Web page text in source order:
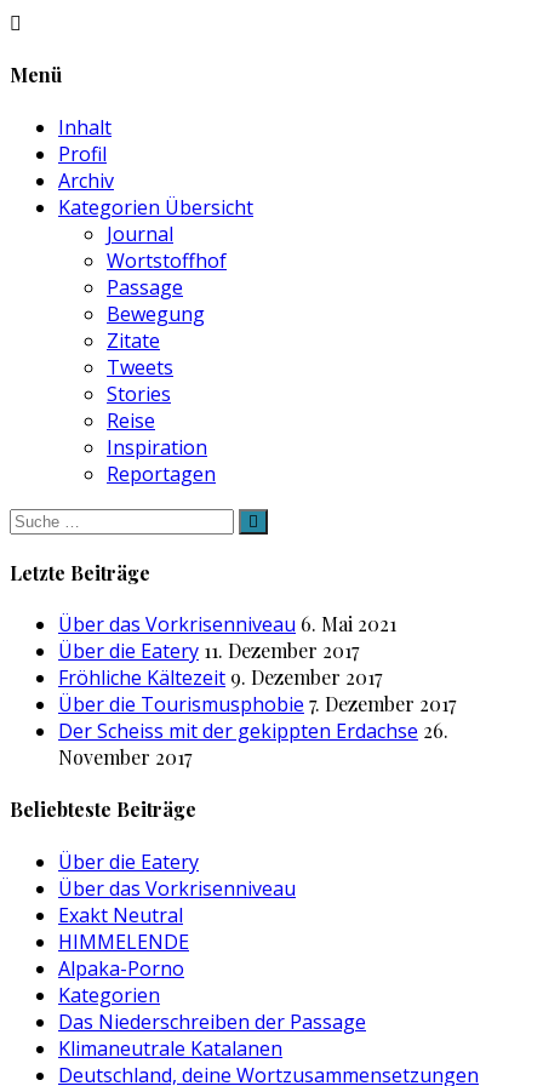
Menü
Inhalt
Profil
Archiv
Kategorien Übersicht
Journal
Wortstoffhof
Passage
Bewegung
Zitate
Tweets
Stories
Reise
Inspiration
Reportagen
Suche
nach:
Letzte Beiträge
Über das Vorkrisenniveau 6. Mai 2021
Über die Eatery 11. Dezember 2017
Fröhliche Kältezeit 9. Dezember 2017
Über die Tourismusphobie 7. Dezember 2017
Der Scheiss mit der gekippten Erdachse 26.
November 2017
Beliebteste Beiträge
Über die Eatery
Über das Vorkrisenniveau
Exakt Neutral
HIMMELENDE
Alpaka-Porno
Kategorien
Das Niederschreiben der Passage
Klimaneutrale Katalanen
Deutschland, deine Wortzusammensetzungen